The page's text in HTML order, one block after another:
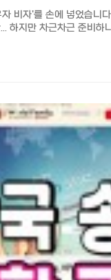
본 거주자들의 재테크]
의 꿀팁
신사 추천은? 알뜰폰
추천하는 일본 신용카드
드는?
처가 훨씬 세분화되어 있
결할 수 있는 나라죠.
비자'를 손에 넣었습니
하지만 차근차근 준비하
일은
사후 신고를 했어요. 일
사관에 가니 금방
고세키토본)에 제 이름이
세요.
성) 결혼비자의 꽃
공이 많이 들어갔어요. 내
위, 사용 언어 등... 거의
요. 저희는 두 사람이 함
함께 찍은 사진이 있으면
다고 하더라고요.
경제력) 일본 정부가
내는 거 아냐?"라는 점인